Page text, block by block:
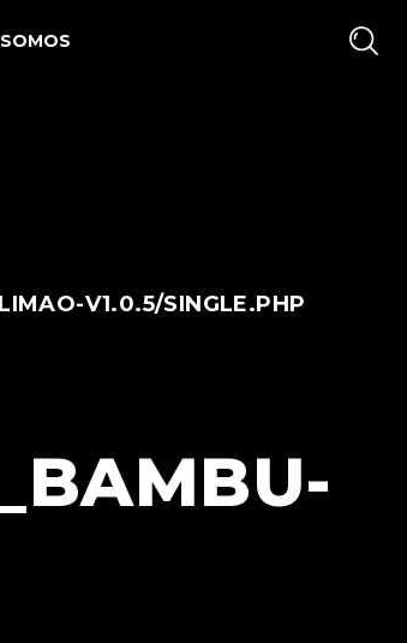
V1.0.5/SINGLE.PHP